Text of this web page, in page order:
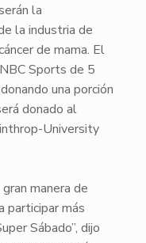
la
la industria de
de mama. El
Sports de 5
una porción
donado al
University
manera de
participar más
Sábado”, dijo